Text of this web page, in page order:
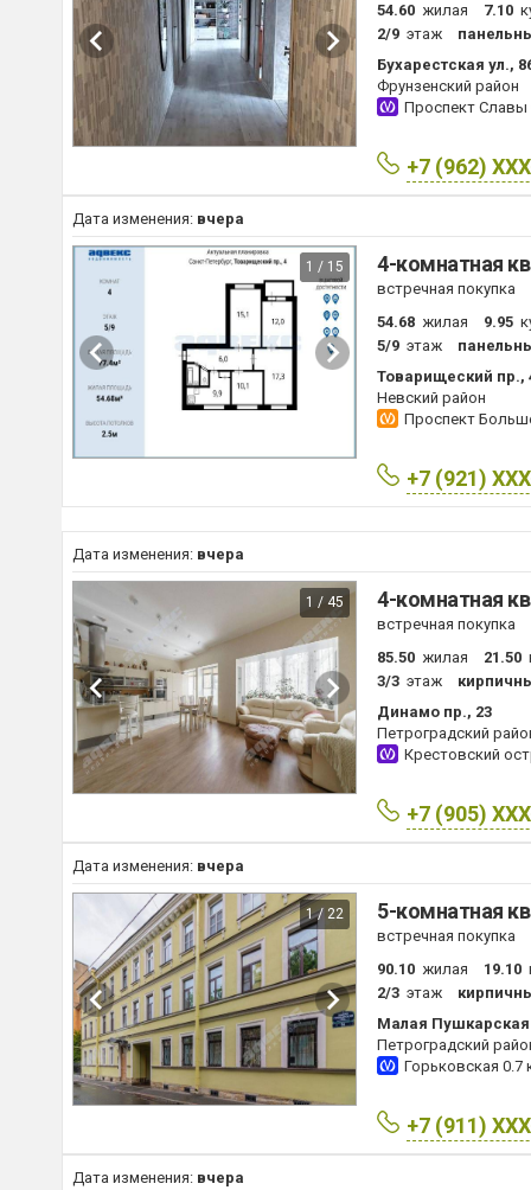
54.60 жилая 7.10
2/9 этаж
Бухарестская ул.,
Фрунзенский район
Проспект Славы
+7 (962)
Дата изменения: вчера
1 / 15 4-комнатная
встречная покупка
54.68 жилая 9.95
5/9 этаж
Товарищеский пр.,
Невский район
Проспект
+7 (921)
Дата изменения: вчера
1 / 45 4-комнатная
встречная покупка
85.50 жилая 21.50
3/3 этаж
Динамо пр., 23
Петроградский
Крестовский
+7 (905)
Дата изменения: вчера
1 / 22 5-комнатная
встречная покупка
90.10 жилая 19.10
2/3 этаж
Малая Пушкарская
Петроградский
Горьковская 0.7
+7 (911)
Дата изменения: вчера